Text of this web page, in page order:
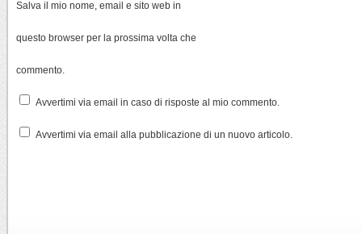
Salva il mio nome, email e sito web in
questo browser per la prossima volta che
commento.
Avvertimi via email in caso di risposte al mio commento.
Avvertimi via email alla pubblicazione di un nuovo articolo.